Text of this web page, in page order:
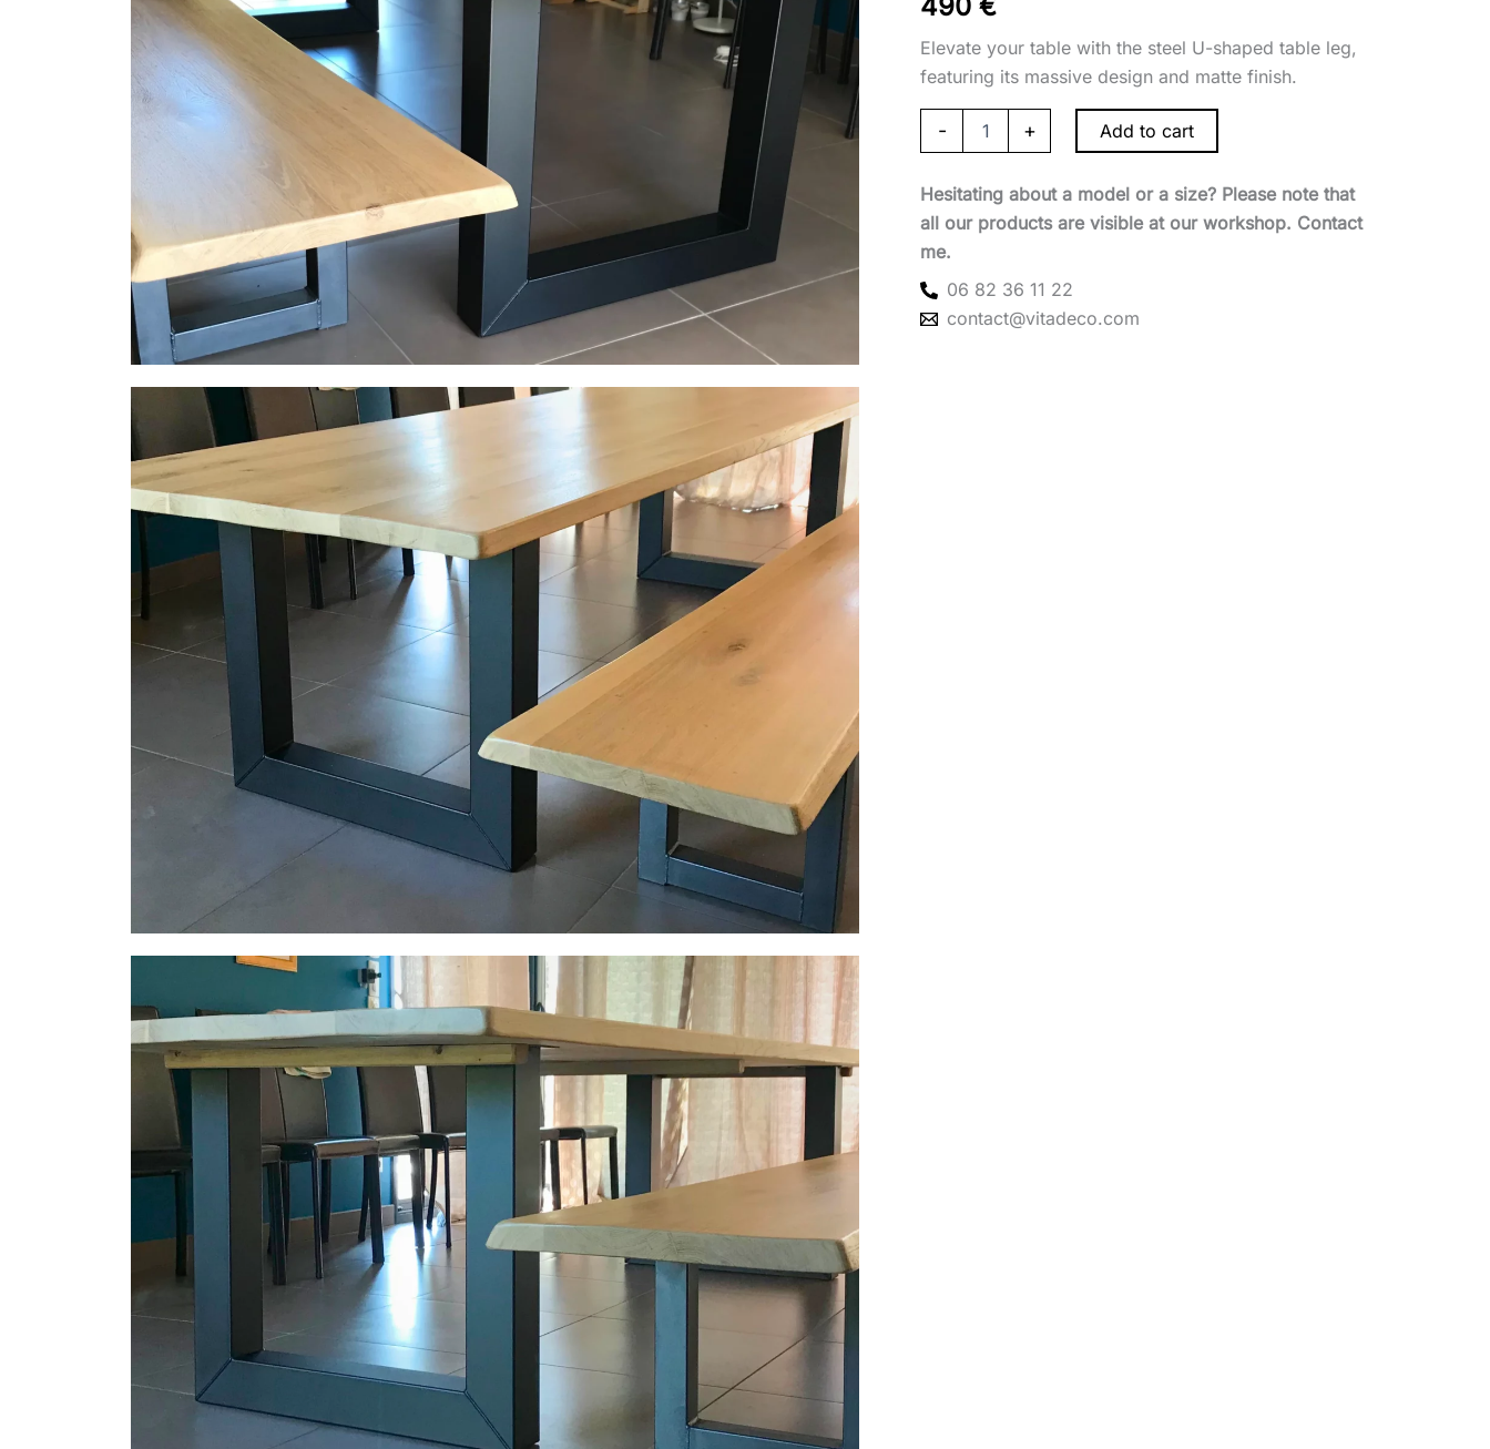
Elevate your table with the steel U-shaped table leg,
featuring its massive design and matte finish.
- + Add to cart
Hesitating about a model or a size? Please note that
all our products are visible at our workshop. Contact
me.
06 82 36 11 22
contact@vitadeco.com